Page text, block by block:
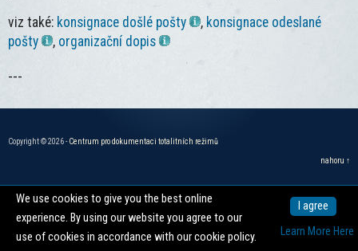
viz také: konsignace došlé pošty , konsignace odeslané
pošty
, organizační dopis
---
Copyright © 2026 -Centrum pro dokumentaci totalitních režimů
nahoru ↑
We use cookies to give you the best online
experience. By using our website you agree to our
use of cookies in accordance with our cookie policy.
I agree
Learn More Here